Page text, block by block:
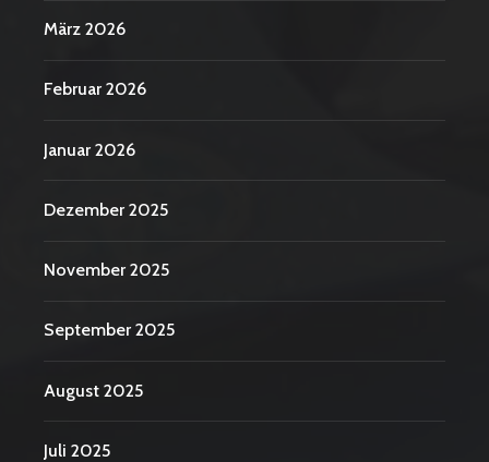
März 2026
Februar 2026
Januar 2026
Dezember 2025
November 2025
September 2025
August 2025
Juli 2025